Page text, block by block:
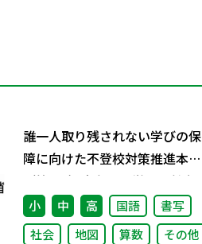
誰一人取り残されない学びの保
障に向けた不登校対策推進本部
（第4回）安心して学べる魅力あ
る学校づくりの推進に向けた方
向性等について議論
小 中 高 国語
書写
社会
地図 算数 その他